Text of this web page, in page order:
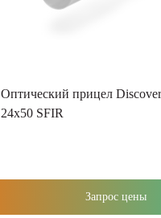
Оптический прицел
24x50 SFIR
Запрос цены